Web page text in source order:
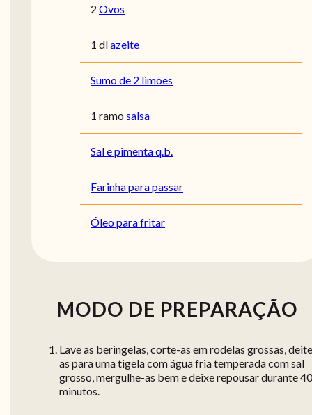
2 Ovos
1 dlazeite
Sumo de 2 limões
1 ramo salsa
Sal e pimenta q.b.
Farinha para passar
Óleo para fritar
MODO DE PREPARAÇÃO
Lave as beringelas, corte-as em rodelas grossas,
as para uma tigela com água fria temperada com sal
grosso, mergulhe-as bem e deixe repousar durante 40
minutos.